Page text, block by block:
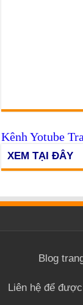
Kênh Yotube
XEM TẠI ĐÂY
Blog
Liên hệ để